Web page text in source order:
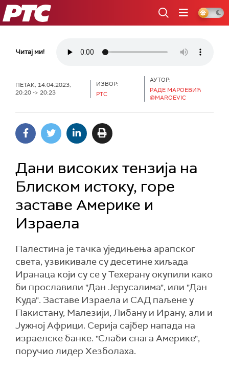
РТС
Читај ми!
ПЕТАК, 14.04.2023,
20:20 -> 20:23
ИЗВОР:
РТС
АУТОР:
РАДЕ МАРОЕВИЋ
@MAROEVIC
Дани високих тензија на
Блиском истоку, горе
заставе Америке и
Израела
Палестина је тачка уједињења арапског
света, узвикивале су десетине хиљада
Иранаца који су се у Техерану окупили како
би прославили "Дан Јерусалима", или "Дан
Куда". Заставе Израела и САД паљене у
Пакистану, Малезији, Либану и Ирану, али и
Јужној Африци. Серија сајбер напада на
израелске банке. "Слаби снага Америке",
поручио лидер Хезболаха.